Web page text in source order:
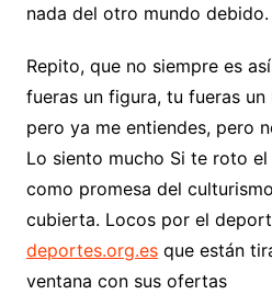
nada del otro mundo debido.
Repito, que no siempre es
fueras un figura, tu fueras
pero ya me entiendes, pero
Lo siento mucho Si te roto
como promesa del
cubierta. Locos por el
deportes.org.esque están
ventana con sus ofertas